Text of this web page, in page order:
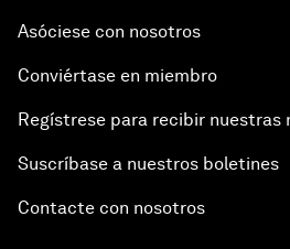
Asóciese con nosotros
Conviértase en miembro
Regístrese para recibir nuestras
Suscríbase a nuestros boletines
Contacte con nosotros